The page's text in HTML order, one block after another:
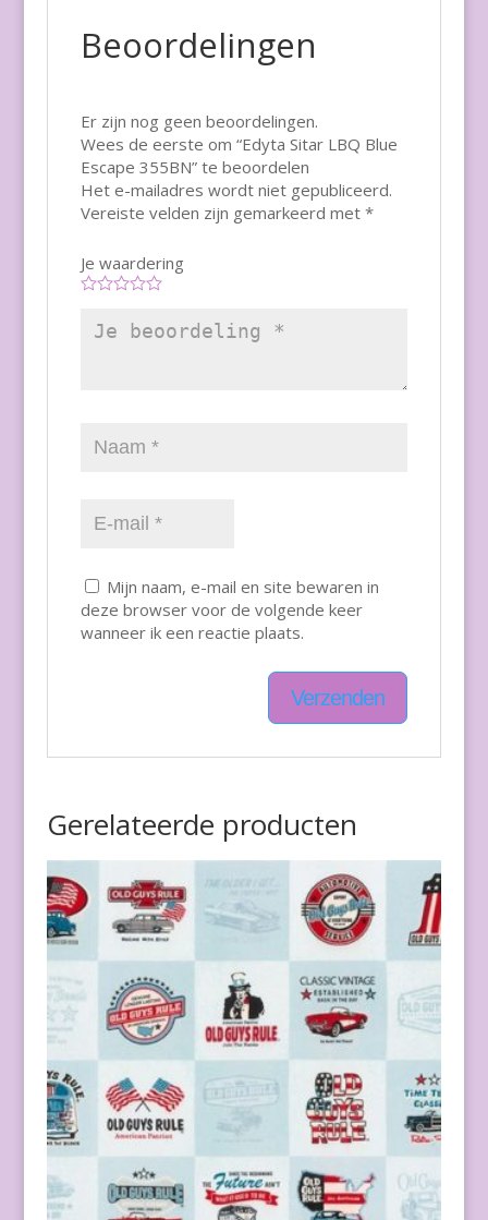
Beoordelingen
Er zijn nog geen beoordelingen.
Wees de eerste om “Edyta Sitar LBQ Blue
Escape 355BN” te beoordelen
Het e-mailadres wordt niet gepubliceerd.
Vereiste velden zijn gemarkeerd met *
Je waardering
Mijn naam, e-mail en site bewaren in
deze browser voor de volgende keer
wanneer ik een reactie plaats.
Gerelateerde producten